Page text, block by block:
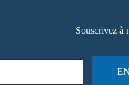
Souscrivez à